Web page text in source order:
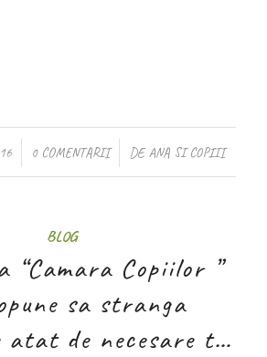
0 COMENTARII
/ DE ANA SI COPIII
BLOG
“Camara Copiilor ”
sa stranga
atat de necesare t…